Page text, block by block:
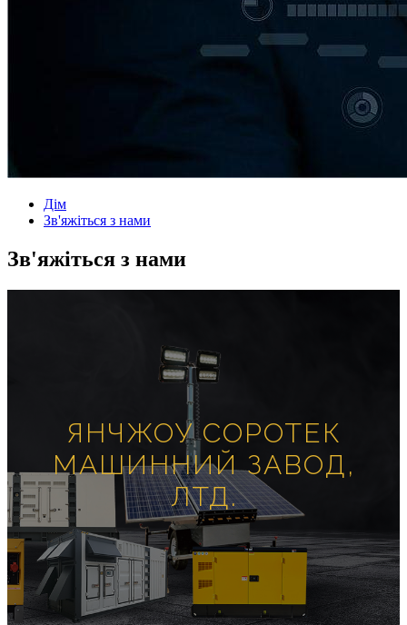
Дім
Зв'яжіться з нами
Зв'яжіться з нами
ЯНЧЖОУ СОРОТЕК
МАШИННИЙ ЗАВОД,
ЛТД.